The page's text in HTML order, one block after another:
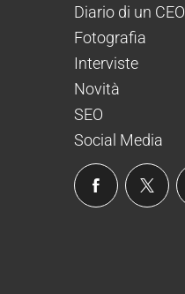
Diario di un CEO
Fotografia
Interviste
Novità
SEO
Social Media